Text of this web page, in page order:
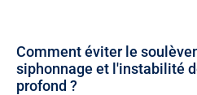
Comment éviter le
siphonnage et l'instabilité
profond ?